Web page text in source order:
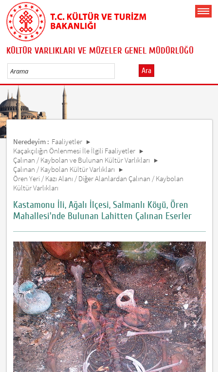
KÜLTÜR VARLIKLARI VE MÜZELER GENEL MÜDÜRLÜĞÜ
Ara
Neredeyim : Faaliyetler
Kaçakçılığın Önlenmesi İle İlgili Faaliyetler
Çalınan / Kaybolan ve Bulunan Kültür Varlıkları
Çalınan / Kaybolan Kültür Varlıkları
Ören Yeri / Kazı Alanı / Diğer Alanlardan Çalınan / Kaybolan
Kültür Varlıkları
Kastamonu İli, Ağalı İlçesi, Salmanlı Köyü, Ören
Mahallesi'nde Bulunan Lahitten Çalınan Eserler